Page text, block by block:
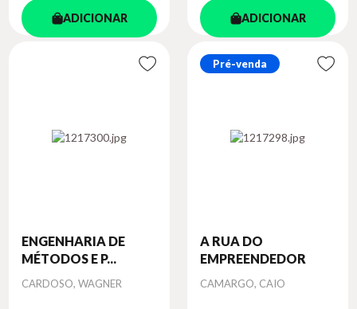
ADICIONAR ADICIONAR
ENGENHARIA DE
MÉTODOS E P...
Autor
CARDOSO, WAGNER
Pré-venda
A RUA DO
EMPREENDEDOR
Autor
CAMARGO, CAIO